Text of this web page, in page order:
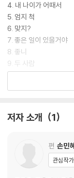
4. 내 나이가 어때서
5. 엄지 척
6. 맞지?
7. 좋은 일이 있을거야
8. 좋니
9. 두 사람
10. 잊지 말아요
저자 소개 1
편 손민
관심작